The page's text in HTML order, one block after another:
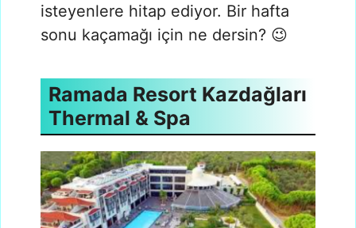
isteyenlere hitap ediyor. Bir hafta
sonu kaçamağı için ne dersin? 😉
Ramada Resort Kazdağları
Thermal & Spa